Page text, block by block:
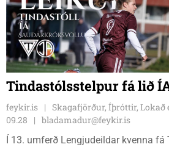
Tindastólsstelpur fá lið
feykir.is Skagafjörður, Íþróttir, Lokað
09.28
bladamadur@feykir.is
Í 13. umferð Lengjudeildar kvenna